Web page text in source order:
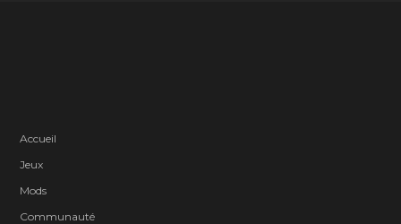
Accueil
Jeux
Mods
Communauté